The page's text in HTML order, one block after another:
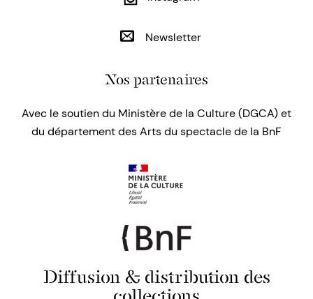
Newsletter
Nos partenaires
Avec le soutien du Ministère de la Culture (DGCA) et
du département des Arts du spectacle de la BnF
Diffusion & distribution des